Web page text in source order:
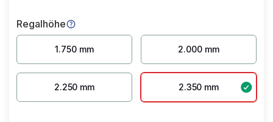
Regalhöhe
1.750 mm 2.000 mm
2.250 mm 2.350 mm